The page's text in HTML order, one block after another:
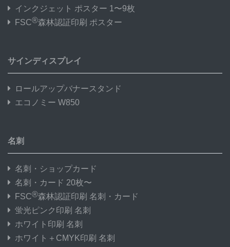
インクジェット ポスター 1〜9枚
FSC®森林認証印刷 ポスター
サインディスプレイ
ロールアップバナースタンド
エコノミー W850
名刺
名刺・ショップカード
名刺・カード 20枚〜
FSC®森林認証印刷 名刺・カード
蛍光ピンク印刷 名刺
ホワイト印刷 名刺
ホワイト＋CMYK印刷 名刺